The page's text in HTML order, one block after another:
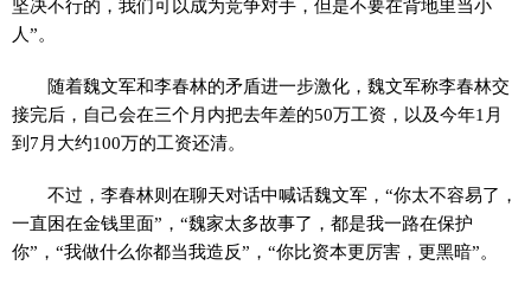
坚决不行的，我们可以成为竞争对手，但是不要在背地里当小
人”。
随着魏文军和李春林的矛盾进一步激化，魏文军称李春林交
接完后，自己会在三个月内把去年差的50万工资，以及今年1月
到7月大约100万的工资还清。
不过，李春林则在聊天对话中喊话魏文军，“你太不容易了，
一直困在金钱里面”，“魏家太多故事了，都是我一路在保护
你”，“我做什么你都当我造反”，“你比资本更厉害，更黑暗”。